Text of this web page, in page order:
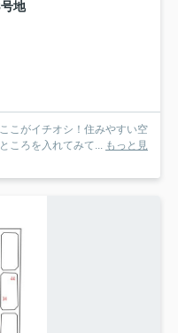
地
こがイチオシ！住みやすい空
ころを入れてみて... もっと見